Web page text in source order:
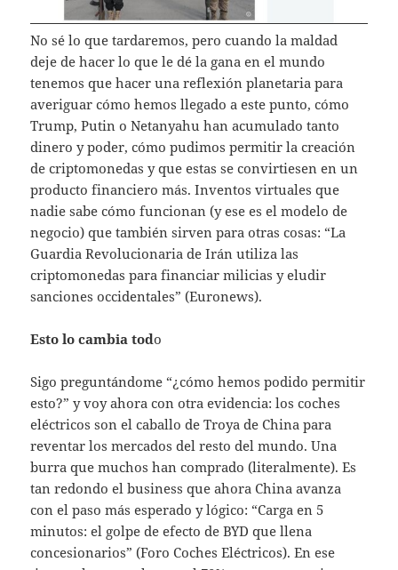
No sé lo que tardaremos, pero cuando la maldad
deje de hacer lo que le dé la gana en el mundo
tenemos que hacer una reflexión planetaria para
averiguar cómo hemos llegado a este punto, cómo
Trump, Putin o Netanyahu han acumulado tanto
dinero y poder, cómo pudimos permitir la creación
de criptomonedas y que estas se convirtiesen en un
producto financiero más. Inventos virtuales que
nadie sabe cómo funcionan (y ese es el modelo de
negocio) que también sirven para otras cosas: “La
Guardia Revolucionaria de Irán utiliza las
criptomonedas para financiar milicias y eludir
sanciones occidentales” (Euronews).
Esto lo cambia todo
Sigo preguntándome “¿cómo hemos podido permitir
esto?” y voy ahora con otra evidencia: los coches
eléctricos son el caballo de Troya de China para
reventar los mercados del resto del mundo. Una
burra que muchos han comprado (literalmente). Es
tan redondo el business que ahora China avanza
con el paso más esperado y lógico: “Carga en 5
minutos: el golpe de efecto de BYD que llena
concesionarios” (Foro Coches Eléctricos). En ese